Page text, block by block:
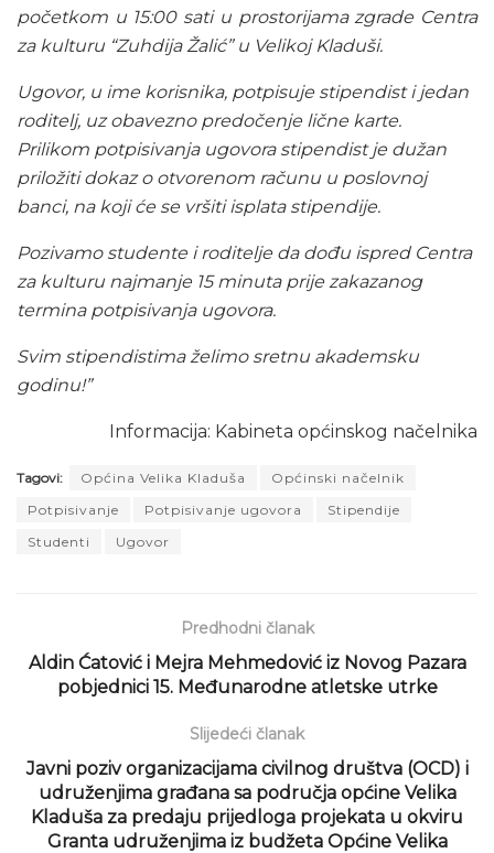
početkom u 15:00 sati u prostorijama zgrade Centra
za kulturu “Zuhdija Žalić” u Velikoj Kladuši.
Ugovor, u ime korisnika, potpisuje stipendist i jedan
roditelj, uz obavezno predočenje lične karte.
Prilikom potpisivanja ugovora stipendist je dužan
priložiti dokaz o otvorenom računu u poslovnoj
banci, na koji će se vršiti isplata stipendije.
Pozivamo studente i roditelje da dođu ispred Centra
za kulturu najmanje 15 minuta prije zakazanog
termina potpisivanja ugovora.
Svim stipendistima želimo sretnu akademsku
godinu!”
Informacija: Kabineta općinskog načelnika
Tagovi: Općina Velika Kladuša
Općinski načelnik
Potpisivanje
Potpisivanje ugovora
Stipendije
Studenti
Ugovor
Predhodni članak
Aldin Ćatović i Mejra Mehmedović iz Novog Pazara
pobjednici 15. Međunarodne atletske utrke
Slijedeći članak
Javni poziv organizacijama civilnog društva (OCD) i
udruženjima građana sa područja općine Velika
Kladuša za predaju prijedloga projekata u okviru
Granta udruženjima iz budžeta Općine Velika